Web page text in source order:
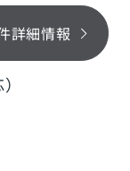
詳細情報